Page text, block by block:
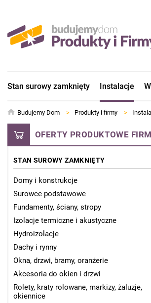
Stan surowy zamknięty Instalacje
Budujemy Dom > Produkty i firmy >
OFERTY PRODUKTOWE FIRM
STAN SUROWY ZAMKNIĘTY
Domy i konstrukcje
Surowce podstawowe
Fundamenty, ściany, stropy
Izolacje termiczne i akustyczne
Hydroizolacje
Dachy i rynny
Okna, drzwi, bramy, oranżerie
Akcesoria do okien i drzwi
Rolety, kraty rolowane, markizy, żaluzje,
okiennice